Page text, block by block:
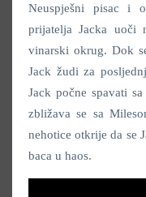
Neuspješni pisac i
prijatelja Jacka uoči
vinarski okrug. Dok
Jack žudi za
Jack počne spavati
zbližava se sa
nehotice otkrije da se
baca u haos.